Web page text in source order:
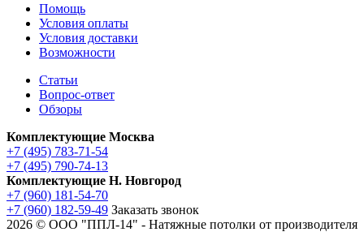
Помощь
Условия оплаты
Условия доставки
Возможности
Статьи
Вопрос-ответ
Обзоры
Комплектующие Москва
+7 (495) 783-71-54
+7 (495) 790-74-13
Комплектующие Н. Новгород
+7 (960) 181-54-70
+7 (960) 182-59-49 Заказать звонок
2026 © ООО "ППЛ-14" - Натяжные потолки от производителя